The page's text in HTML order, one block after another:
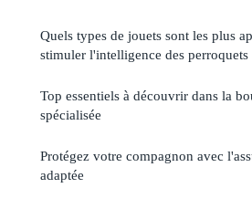
Quels types de jouets sont les plus
stimuler l'intelligence des perroquets
Top essentiels à découvrir dans la
spécialisée
Protégez votre compagnon avec
adaptée